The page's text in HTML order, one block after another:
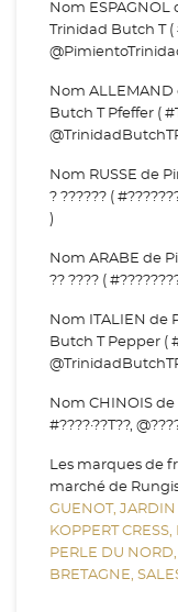
Nom
Trinidad Butch T
Nom
Butch T Pfeffer (
Nom RUSSE de
? ?????? (
)
Nom ARABE de
?? ???? (
Nom ITALIEN de
Butch T Pepper (
Nom CHINOIS de
#????·??T??,
Les marques de
marché de
GUENOT, JARDIN
KOPPERT CRESS,
PERLE DU NORD,
BRETAGNE,